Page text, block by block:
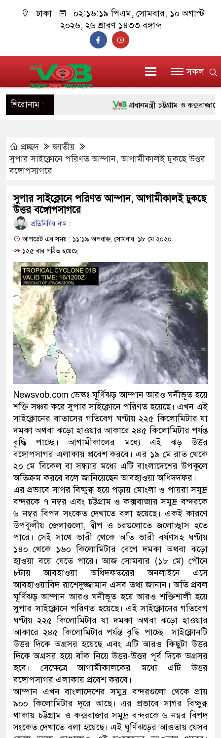
ঢাকা ০২:১৬:২০ পিএম, সোমবার, ১০ অগাস্ট
২০২৬, ২৬ শ্রাবণ ১৪৩৩ বঙ্গাব্দ
সকল
শিরোনাম : প্রধানমন্ত্রী চট্টগ্রাম ও কক্সবাজারে
সিল-স্বাক্ষর জালিয়াতি চক্রের পাঁচ সদস্য
উদ্ধার
জনগণ পরিবর্তন চেয়েছে বলেই
প্রধানমন্ত্রী
মিরপুর মডেল থানার অভিযানে ৯০
মাদক কারবারি গ্রেফতার
২৮ লাখ টাকার জাল নোটসহ
থানা পুলিশ
যেকোনো সময় বেনজীরের প্রত্যাবর্তন
নেতৃত্ব ও গণতন্ত্রের মূর্তমান প্রতীক
প্রচ্ছদ
জাতীয়
সুপার সাইক্লোনে পরিণত আম্পান, আগামীকালই ঢুকছে উত্তর
বঙ্গোপসাগরে
সুপার সাইক্লোনে পরিণত আম্পান, আগামীকালই ঢুকছে
উত্তর বঙ্গোপসাগরে
প্রতিনিধির নাম :
আপডেট এর সময় : ১১:১৯ অপরাহ্ন, সোমবার, ১৮ মে ২০২০
১২৫ বার পঠিত হয়েছে
Newsvob.com ডেস্কঃ ঘূর্ণিঝড় আম্পান আরও ঘনীভূত হয়ে
শক্তি সঞ্চয় করে সুপার সাইক্লোনে পরিণত হয়েছে। এখন এই
সাইক্লোনের বাতাসের গতিবেগ ঘণ্টায় ২২৫ কিলোমিটার যা
দমকা অথবা ঝড়ো হাওয়ার আকারে ২৪৫ কিলোমিটার পর্যন্ত
বৃদ্ধি পাচ্ছে। আগামীকালের মধ্যে এই ঝড় উত্তর
বঙ্গোপসাগর এলাকায় প্রবেশ করবে। এর ১৯ মে রাত থেকে
২০ মে বিকেল বা সন্ধ্যার মধ্যে এটি বাংলাদেশের উপকূলে
অতিক্রম করবে বলে জানিয়েছেন আবহাওয়া অধিদদফর।
এর প্রভাবে সাগর বিক্ষুব্ধ হয়ে পড়ায় মোংলা ও পায়রা সমুদ্র
বন্দরকে ৭ নম্বর এবং চট্টগ্রাম ও কক্সবাজার সমুদ্র বন্দরকে
৬ নম্বর বিপদ সংকেত দেখাতে বলা হয়েছে। একই কারণে
উপকূলীয় জেলাগুলো, দ্বীপ ও চরগুলোতে জলোচ্ছ্বাস হতে
পারে। সেই সাথে ভারী থেকে অতি ভারী বর্ষণসহ ঘণ্টায়
১৪০ থেকে ১৬০ কিলোমিটার বেগে দমকা অথবা ঝড়ো
হাওয়া বয়ে যেতে পারে। আজ সোমবার (১৮ মে) পৌনে
৮টায় আবহাওয়া অধিদফতরের অনলাইনে এসে
আবহাওয়াবিদ রাশেদুজ্জামান এসব তথ্য জানান। অতি প্রবল
ঘূর্ণিঝড় আম্পান আরও ঘনীভূত হয়ে আরও শক্তিশালী হয়ে
সুপার সাইক্লোনে পরিণত হয়েছে। এই সাইক্লোনের গতিবেগ
ঘণ্টায় ২২৫ কিলোমিটার যা দমকা অথবা ঝড়ো হাওয়ার
আকারে ২৪৫ কিলোমিটার পর্যন্ত বৃদ্ধি পাচ্ছে। সাইক্লোনটি
উত্তর দিকে অগ্রসর হয়েছে এবং এটি আরও কিছুটা উত্তর
দিকে অগ্রসর হয়ে বাঁক নিয়ে উত্তর-উত্তর পূর্ব দিকে অগ্রসর
হবে। সেক্ষেত্রে আগামীকালকের মধ্যে এটি উত্তর
বঙ্গোপসাগর এলাকায় প্রবেশ করবে।
আম্পান এখন বাংলাদেশের সমুদ্র বন্দরগুলো থেকে প্রায়
৯০০ কিলোমিটার দূরে আছে। এর প্রভাবে সাগর বিক্ষুব্ধ
থাকায় চট্টগ্রাম ও কক্সবাজার সমুদ্র বন্দরকে ৬ নম্বর বিপদ
সংকেত দেখাতে বলা হয়েছে। এই ঘূর্ণিঝড়ের আওতায় যেসব